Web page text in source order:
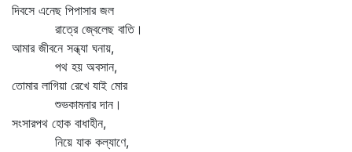
দিবসে এনেছ পিপাসার জল
রাত্রে জ্বেলেছ বাতি।
আমার জীবনে সন্ধ্যা ঘনায়,
পথ হয় অবসান,
তোমার লাগিয়া রেখে যাই মোর
শুভকামনার দান।
সংসারপথ হোক বাধাহীন,
নিয়ে যাক কল্যাণে,